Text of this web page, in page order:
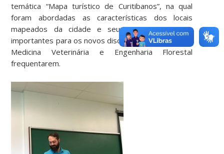
temática “Mapa turístico de Curitibanos”, na qual
foram abordadas as características dos locais
mapeados da cidade e seus principais pontos
importantes para os novos discentes de Agronomia,
Medicina Veterinária e Engenharia Florestal
frequentarem.